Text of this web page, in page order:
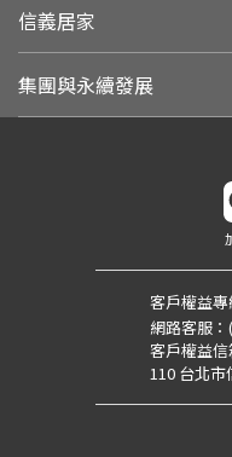
信義居家
集團與永續發展
客戶權益專
網路客服：
客戶權益信
110 台北市